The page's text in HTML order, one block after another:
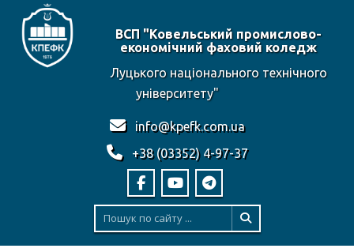
ВСП "Ковельський промислово-
економічний фаховий коледж
Луцького національного технічного
університету"
info@kpefk.com.ua
+38 (03352) 4-97-37